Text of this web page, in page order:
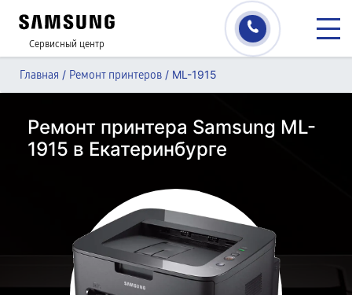
Сервисный центр
Главная / Ремонт принтеров / ML-1915
Ремонт принтера Samsung ML-
1915 в Екатеринбурге